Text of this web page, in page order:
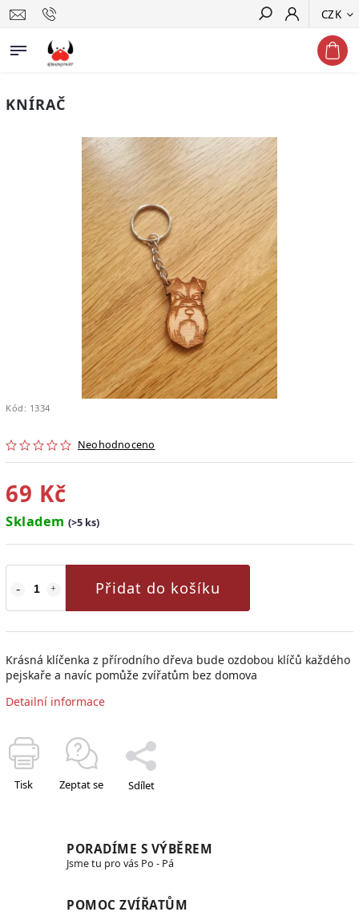
CZK
Hledat
KNÍRAČ
Kód: 1334
Neohodnoceno
69 Kč
Skladem (>5 ks)
Přidat do košíku
Krásná klíčenka z přírodního dřeva bude ozdobou klíčů každého
pejskaře a navíc pomůže zvířatům bez domova
Detailní informace
Tisk Zeptat se Sdílet
PORADÍME S VÝBĚREM
Jsme tu pro vás Po - Pá
POMOC ZVÍŘATŮM